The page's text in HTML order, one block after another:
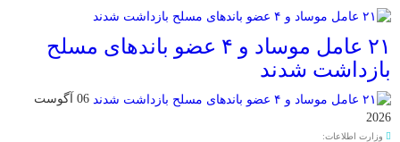
۲۱ عامل موساد و ۴ عضو باند‌های مسلح
بازداشت شدند
06 آگوست
2026
وزارت اطلاعات: